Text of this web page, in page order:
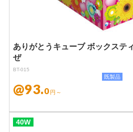
ありがとうキューブ ボックステ
ぜ
BT-015
既製品
@93.0 円～
40W